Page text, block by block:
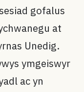
gofalus
at
Unedig.
ymgeiswyr
ac yn